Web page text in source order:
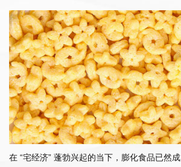
在 “宅经济” 蓬勃兴起的当下，膨化食品已然